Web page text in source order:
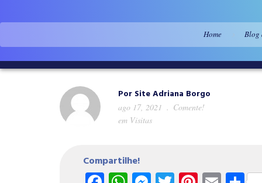
Home Blog
Por Site Adriana Borgo
ago 17, 2021
Comente!
em Visitas
Compartilhe!